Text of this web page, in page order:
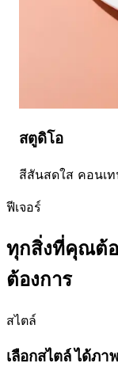
สตูดิโอ
สีสันสดใส คอนเ
ฟีเจอร์
ทุกสิ่งที่คุณต้
ต้องการ
สไตล์
เลือกสไตล์ ได้ภ